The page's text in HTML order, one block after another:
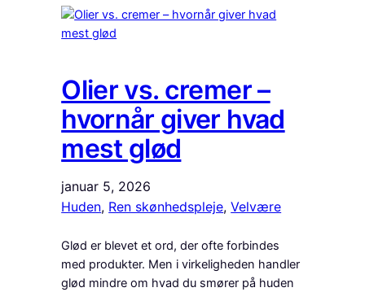
Olier vs. cremer –
hvornår giver hvad
mest glød
januar 5, 2026
Huden, Ren skønhedspleje, Velvære
Glød er blevet et ord, der ofte forbindes
med produkter. Men i virkeligheden handler
glød mindre om hvad du smører på huden